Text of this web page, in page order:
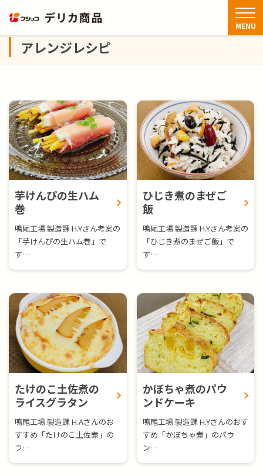
MENU
商品情報
FAQ
お知らせ・新着情報
お問い合わせ
TOP アレンジレシピ
アレンジレシピ
芋けんぴの生ハム
巻
鳴尾工場 製造課 H.Yさん考案の
「芋けんぴの生ハム巻」で
す…
ひじき煮のまぜご
飯
鳴尾工場 製造課 H.Yさん考案の
「ひじき煮のまぜご飯」で
す…
たけのこ土佐煮の
ライスグラタン
鳴尾工場 製造課 H.Aさんのお
すすめ「たけのこ土佐煮」の
ラ…
かぼちゃ煮のパウ
ンドケーキ
鳴尾工場 製造課 H.Yさんのおす
すめ「かぼちゃ煮」のパウ
ン…